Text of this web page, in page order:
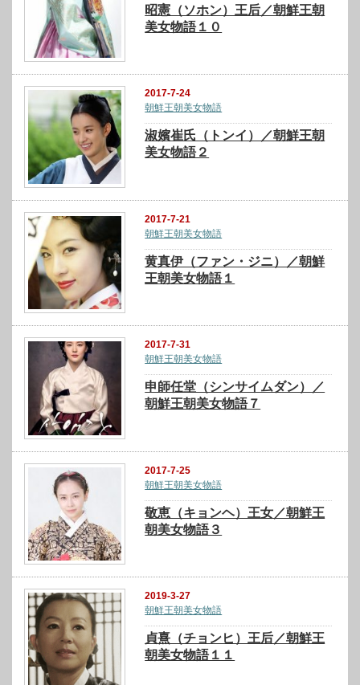
昭憲（ソホン）王后／朝鮮王朝
美女物語１０
2017-7-24
朝鮮王朝美女物語
淑嬪崔氏（トンイ）／朝鮮王朝
美女物語２
2017-7-21
朝鮮王朝美女物語
黄真伊（ファン・ジニ）／朝鮮
王朝美女物語１
2017-7-31
朝鮮王朝美女物語
申師任堂（シンサイムダン）／
朝鮮王朝美女物語７
2017-7-25
朝鮮王朝美女物語
敬恵（キョンヘ）王女／朝鮮王
朝美女物語３
2019-3-27
朝鮮王朝美女物語
貞熹（チョンヒ）王后／朝鮮王
朝美女物語１１